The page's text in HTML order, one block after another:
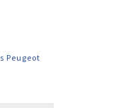
Peugeot